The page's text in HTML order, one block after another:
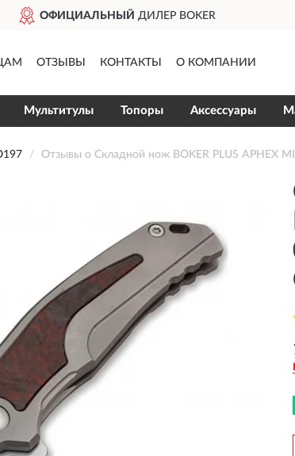
ОФИЦИАЛЬНЫЙ ДИЛЕР BOKER
ОТЗЫВЫ КОНТАКТЫ О КОМПАНИИ
Мультитулы Топоры Аксессуары
Отзывы о Складной нож BOKER PLUS APHEX